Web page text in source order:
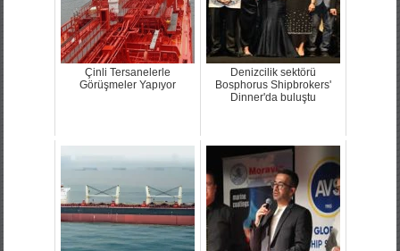
Çinli Tersanelerle
Görüşmeler Yapıyor
Denizcilik sektörü
Bosphorus Shipbrokers'
Dinner'da buluştu